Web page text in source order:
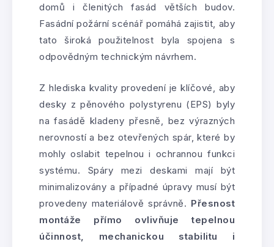
domů i členitých fasád větších budov.
Fasádní požární scénář pomáhá zajistit, aby
tato široká použitelnost byla spojena s
odpovědným technickým návrhem.
Z hlediska kvality provedení je klíčové, aby
desky z pěnového polystyrenu (EPS) byly
na fasádě kladeny přesně, bez výrazných
nerovností a bez otevřených spár, které by
mohly oslabit tepelnou i ochrannou funkci
systému. Spáry mezi deskami mají být
minimalizovány a případné úpravy musí být
provedeny materiálově správně. Přesnost
montáže přímo ovlivňuje tepelnou
účinnost, mechanickou stabilitu i